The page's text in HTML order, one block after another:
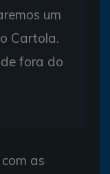
um
Cartola.
fora do
as